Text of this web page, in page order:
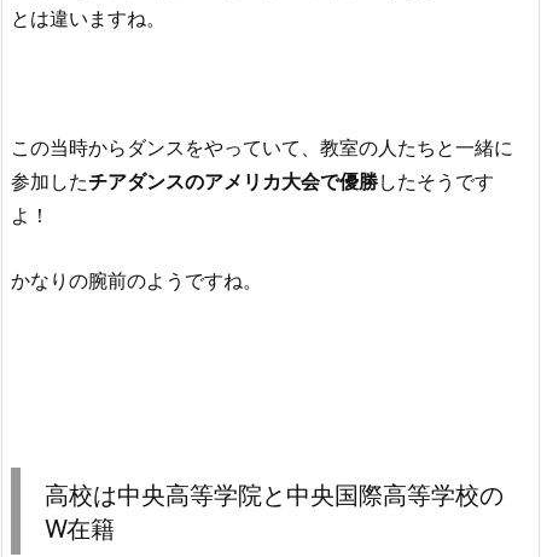
とは違いますね。
この当時からダンスをやっていて、教室の人たちと一緒に
参加したチアダンスのアメリカ大会で優勝したそうです
よ！
かなりの腕前のようですね。
高校は中央高等学院と中央国際高等学校の
W在籍